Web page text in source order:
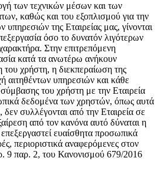
των τεχνικών μέσων και των
καθώς και του εξοπλισμού για την
της Εταιρείας μας, γίνονται
όσο το δυνατόν λιγότερων
Στην επιτρεπόμενη
κατά τα ανωτέρω ανήκουν
του χρήστη, η διεκπεραίωση της
αιτηθέντων υπηρεσιών και κάθε
σύμβασης του χρήστη με την Εταιρεία
δεδομένα των χρηστών, όπως αυτά
δεν συλλέγονται από την Εταιρεία σε
από τον κανόνα αυτό δύναται η
ευαίσθητα προσωπικά
περιοριστικά αναφερόμενες στον
9 παρ. 2, του Κανονισμού 679/2016